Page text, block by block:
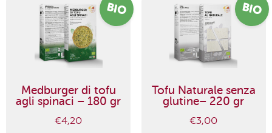
BIO
Medburger di tofu
agli spinaci – 180 gr
€4,20
BIO
Tofu Naturale senza
glutine– 220 gr
€3,00